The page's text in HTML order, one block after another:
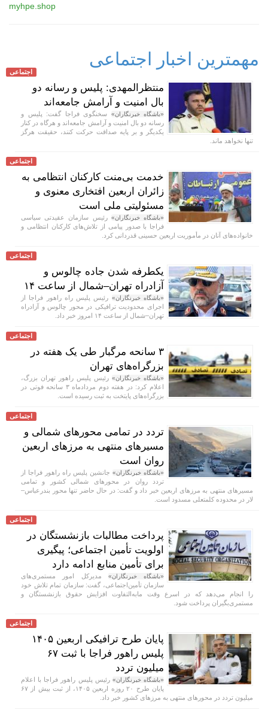
myhpe.shop
مهمترین اخبار اجتماعی
اجتماعی
منتظرالمهدی: پلیس و رسانه دو
بال امنیت و آرامش جامعه‌اند
«باشگاه خبرنگاران» سخنگوی فراجا گفت: پلیس و
رسانه دو بال امنیت و آرامش جامعه‌اند و هرگاه در کنار
یکدیگر و بر پایه صداقت حرکت کنند، حقیقت هرگز
تنها نخواهد ماند.
اجتماعی
خدمت بی‌منت کارکنان انتظامی به
زائران اربعین افتخاری معنوی و
مسئولیتی ملی است
«باشگاه خبرنگاران» رئیس سازمان عقیدتی سیاسی
فراجا با صدور پیامی از تلاش‌های کارکنان انتظامی و
خانواده‌های آنان در مأموریت اربعین حسینی قدردانی کرد.
اجتماعی
یکطرفه شدن جاده چالوس و
آزادراه تهران–شمال از ساعت ۱۴
«باشگاه خبرنگاران» رئیس پلیس راه راهور فراجا از
اجرای محدودیت ترافیکی در محور چالوس و آزادراه
تهران–شمال از ساعت ۱۴ امروز خبر داد.
اجتماعی
۳ سانحه مرگبار طی یک هفته در
بزرگراه‌های تهران
«باشگاه خبرنگاران» رئیس پلیس راهور تهران بزرگ،
اعلام کرد: در هفته دوم مردادماه ۳ سانحه فوتی در
بزرگراه‌های پایتخت به ثبت رسیده است.
اجتماعی
تردد در تمامی محور‌های شمالی و
مسیر‌های منتهی به مرز‌های اربعین
روان است
«باشگاه خبرنگاران» جانشین پلیس راه راهور فراجا از
تردد روان در محور‌های شمالی کشور و تمامی
مسیر‌های منتهی به مرز‌های اربعین خبر داد و گفت: در حال حاضر تنها محور بندرعباس–
لار در محدوده کلمتعلی مسدود است.
اجتماعی
پرداخت مطالبات بازنشستگان در
اولویت تأمین اجتماعی؛ پیگیری
برای تأمین منابع ادامه دارد
«باشگاه خبرنگاران» مدیرکل امور مستمری‌های
سازمان تأمین‌اجتماعی، گفت: سازمان تمام تلاش خود
را انجام می‌دهد که در اسرع وقت مابه‌التفاوت افزایش حقوق بازنشستگان و
مستمری‌بگیران پرداخت شود.
اجتماعی
پایان طرح ترافیکی اربعین ۱۴۰۵
پلیس راهور فراجا با ثبت ۶۷
میلیون تردد
«باشگاه خبرنگاران» رئیس پلیس راهور فراجا با اعلام
پایان طرح ۲۰ روزه اربعین ۱۴۰۵، از ثبت بیش از ۶۷
میلیون تردد در محور‌های منتهی به مرز‌های کشور خبر داد.